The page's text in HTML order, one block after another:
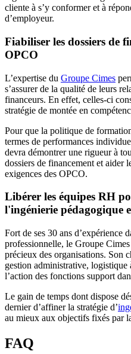
cliente à s’y conformer et à
d’employeur.
Fiabiliser les dossiers de
OPCO
L’expertise du Groupe Cimes
s’assurer de la qualité de leurs
financeurs. En effet, celles-ci
stratégie de montée en
Pour que la politique de
termes de performances
devra démontrer une rigueur à
dossiers de financement et aider
exigences des OPCO.
Libérer les équipes RH
l'ingénierie pédagogique
Fort de ses 30 ans d’expérience
professionnelle, le Groupe
précieux des organisations. Son
gestion administrative,
l’action des fonctions support
Le gain de temps dont dispose
dernier d’affiner la stratégie d’
au mieux aux objectifs fixés par
FAQ